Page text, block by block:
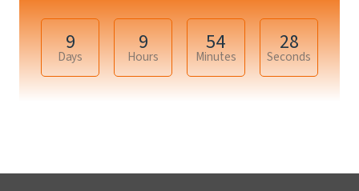
9
Days
9
Hours
54
Minutes
28
Seconds